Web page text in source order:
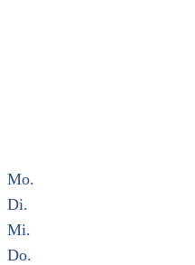
Mo.
Di.
Mi.
Do.